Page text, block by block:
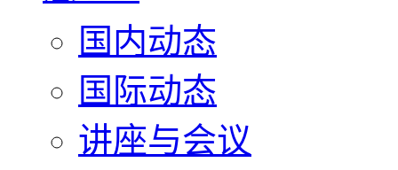
国内动态
国际动态
讲座与会议